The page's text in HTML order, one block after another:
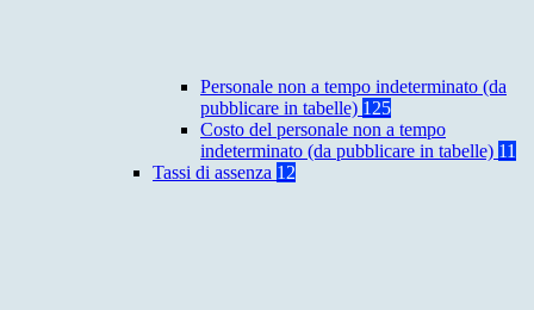
Personale non a tempo indeterminato (da
pubblicare in tabelle) 125
Costo del personale non a tempo
indeterminato (da pubblicare in tabelle) 11
Tassi di assenza 12